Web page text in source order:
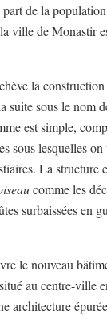
part de la
ville de Monastir
la
suite sous le nom
est simple,
sous lesquelles on
La structure
comme les
surbaissées en
le nouveau
au centre-ville
architecture